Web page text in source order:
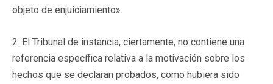
objeto de enjuiciamiento».
2. El Tribunal de instancia, ciertamente, no contiene una
referencia específica relativa a la motivación sobre los
hechos que se declaran probados, como hubiera sido